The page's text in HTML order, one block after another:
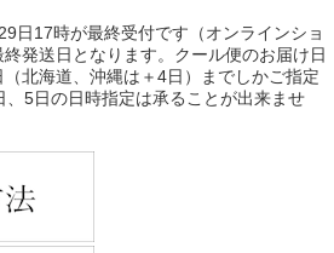
日17時が最終受付です（オンラインショ
発送日となります。クール便のお届け日
北海道、沖縄は＋4日）までしかご指定
5日の日時指定は承ることが出来ませ